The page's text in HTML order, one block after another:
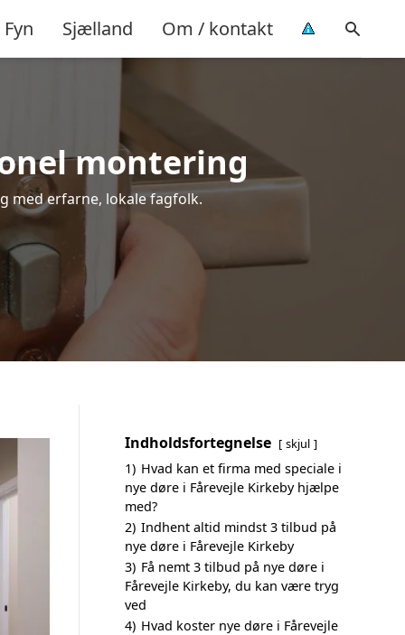
Fyn Sjælland Om / kontakt
montering
med erfarne, lokale fagfolk.
Indholdsfortegnelse skjul
1) Hvad kan et firma med speciale i
nye døre i Fårevejle Kirkeby hjælpe
med?
2) Indhent altid mindst 3 tilbud på
nye døre i Fårevejle Kirkeby
3) Få nemt 3 tilbud på nye døre i
Fårevejle Kirkeby, du kan være tryg
ved
4) Hvad koster nye døre i Fårevejle